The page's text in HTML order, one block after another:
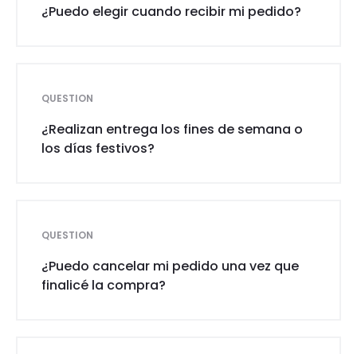
¿Puedo elegir cuando recibir mi pedido?
QUESTION
¿Realizan entrega los fines de semana o
los días festivos?
QUESTION
¿Puedo cancelar mi pedido una vez que
finalicé la compra?